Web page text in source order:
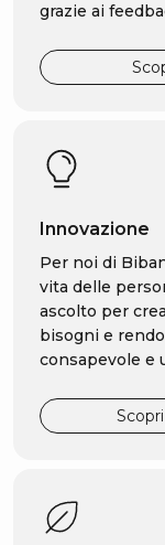
grazie ai
Innovazione
Per noi di
vita delle
ascolto per
bisogni e
consapevole e